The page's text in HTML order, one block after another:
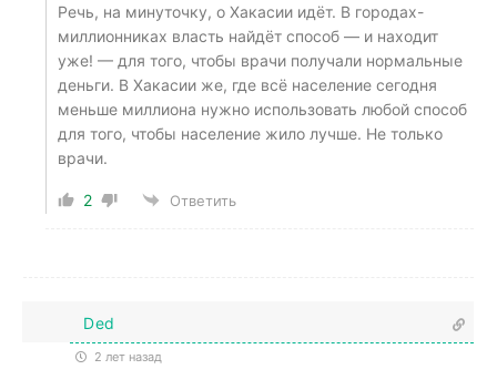
Речь, на минуточку, о Хакасии идёт. В городах-
миллионниках власть найдёт способ — и находит
уже! — для того, чтобы врачи получали нормальные
деньги. В Хакасии же, где всё население сегодня
меньше миллиона нужно использовать любой способ
для того, чтобы население жило лучше. Не только
врачи.
2 Ответить
Ded
2 лет назад